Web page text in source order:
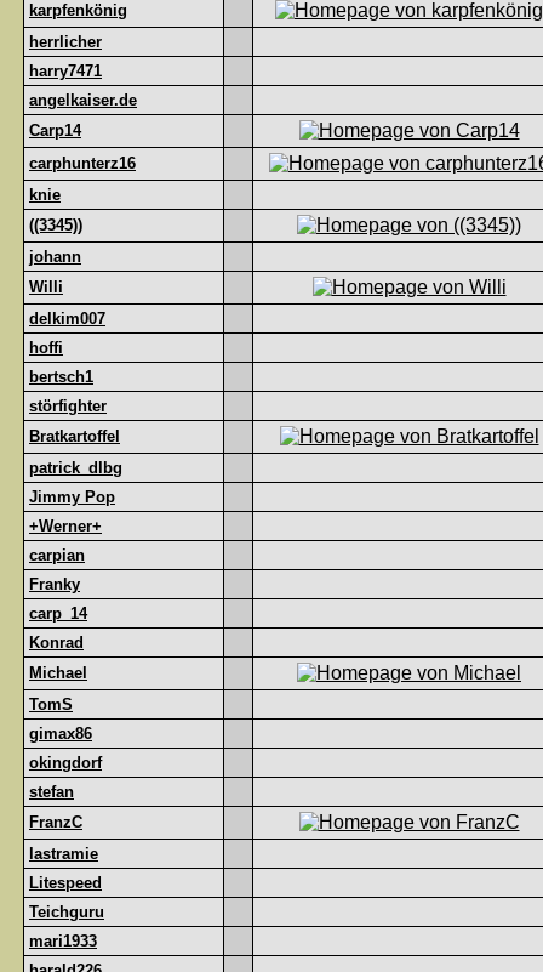
karpfenkönig
herrlicher
harry7471
angelkaiser.de
Carp14
carphunterz16
knie
((3345))
johann
Willi
delkim007
hoffi
bertsch1
störfighter
Bratkartoffel
patrick_dlbg
Jimmy Pop
+Werner+
carpian
Franky
carp_14
Konrad
Michael
TomS
gimax86
okingdorf
stefan
FranzC
lastramie
Litespeed
Teichguru
mari1933